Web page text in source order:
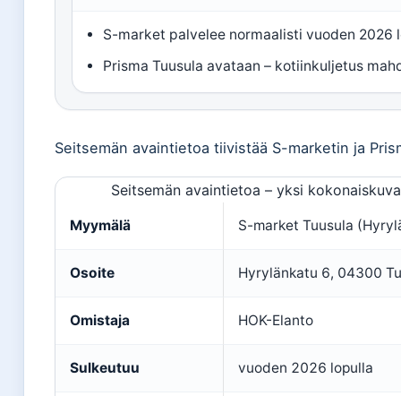
S-market palvelee normaalisti vuoden 2026
Prisma Tuusula avataan – kotiinkuljetus
Seitsemän avaintietoa tiivistää S-marketin ja
Seitsemän avaintietoa – yksi
Myymälä S-market Tuusula
Osoite Hyrylänkatu 6, 04300
Omistaja HOK-Elanto
Sulkeutuu vuoden 2026 lopulla